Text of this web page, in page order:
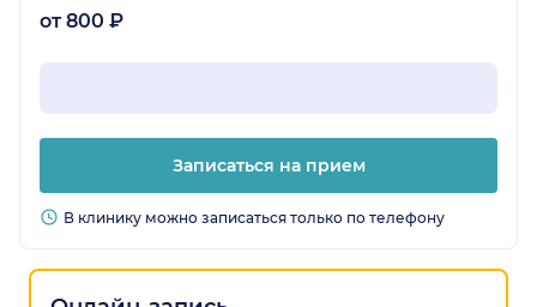
от 800 ₽
Записаться на прием
В клинику можно записаться только по телефону